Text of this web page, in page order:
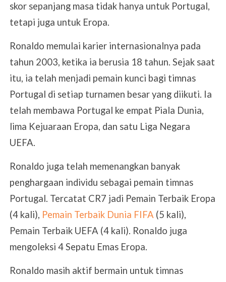
skor sepanjang masa tidak hanya untuk Portugal,
tetapi juga untuk Eropa.
Ronaldo memulai karier internasionalnya pada
tahun 2003, ketika ia berusia 18 tahun. Sejak saat
itu, ia telah menjadi pemain kunci bagi timnas
Portugal di setiap turnamen besar yang diikuti. Ia
telah membawa Portugal ke empat Piala Dunia,
lima Kejuaraan Eropa, dan satu Liga Negara
UEFA.
Ronaldo juga telah memenangkan banyak
penghargaan individu sebagai pemain timnas
Portugal. Tercatat CR7 jadi Pemain Terbaik Eropa
(4 kali), Pemain Terbaik Dunia FIFA (5 kali),
Pemain Terbaik UEFA (4 kali). Ronaldo juga
mengoleksi 4 Sepatu Emas Eropa.
Ronaldo masih aktif bermain untuk timnas